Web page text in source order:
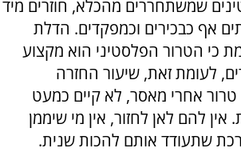
שמשתחררים מהכלא, חוזרים מיד
אף כבכירים וכמפקדים. הדלת
כי הטרור הפלסטיני הוא מקצוע
לעומת זאת, שיעור החזרה
טרור אחרי מאסר, לא קיים כמעט
להם לאן לחזור, אין מי שיממן
שתעודד אותם להכות שנית.